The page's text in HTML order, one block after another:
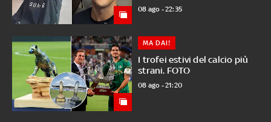
08 ago - 22:35
I trofei estivi del calcio più
strani. FOTO
MA DAI!
08 ago - 21:20